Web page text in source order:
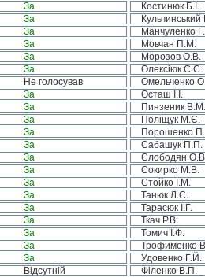
За Костинюк Б.І.
За
За Манчуленко
За Мовчан П.М.
За Морозов О.В.
За Олексіюк С.С.
Не голосував Омельченко
За Осташ І.І.
За Пинзеник В.М.
За Поліщук М.Є.
За Порошенко
За Сабашук П.П.
За Слободян
За Сокирко М.В.
За Стойко І.М.
За Танюк Л.С.
За Тарасюк І.Г.
За Ткач Р.В.
За Томич І.Ф.
За Трофименко
За Удовенко Г.Й.
Відсутній Філенко В.П.